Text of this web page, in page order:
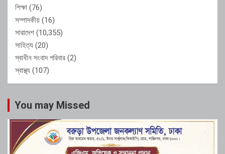
শিক্ষা (76)
সম্পাদকীয় (16)
সারাদেশ (10,355)
সাহিত্য (20)
স্বাধীন সংবাদ পরিবার (2)
স্বাস্থ্য (107)
You may Missed